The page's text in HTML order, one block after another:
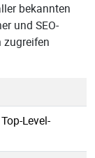
bekannten
und SEO-
zugreifen
Level-